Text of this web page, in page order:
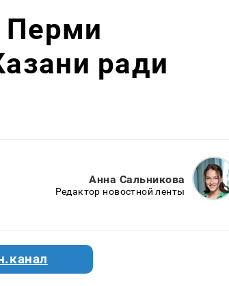
Перми
ради
Анна Сальникова
Редактор новостной ленты